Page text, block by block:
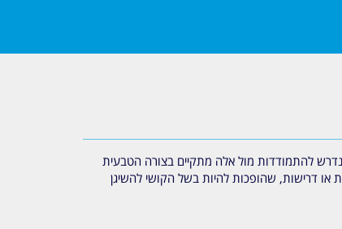
הנדרש להתמודדות מול אלה מתקיים בצורה הטבעית
או דרישות, שהופכות להיות בשל הקושי להשיגן